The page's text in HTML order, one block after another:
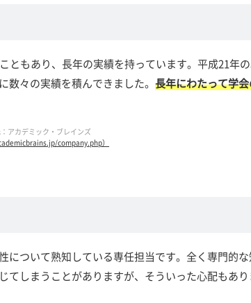
ともあり、長年の実績を持っています。平成21年
々の実績を積んできました。 長年にわたって学
アカデミック・ブレインズ
company.php）
について熟知している専任担当です。全く専門的
しまうことがありますが、そういった心配もあり